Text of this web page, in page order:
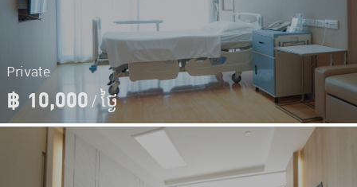
Private
฿ 10,000/ ថ្ងៃ